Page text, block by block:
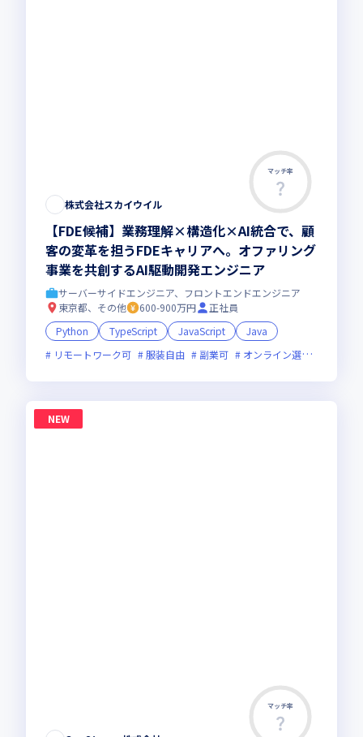
マッチ率
株式会社スカイウイル
【FDE候補】業務理解×構造化×AI統合で、顧
客の変革を担うFDEキャリアへ。オファリング
事業を共創するAI駆動開発エンジニア
サーバーサイドエンジニア、フロントエンドエンジニア
東京都、その他
600-900万円
正社員
Python
TypeScript JavaScript
Java
リモートワーク可
服装自由 副業可 オンライン選考可
NEW
マッチ率